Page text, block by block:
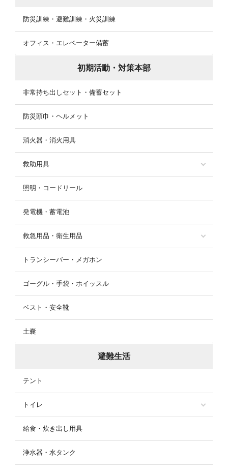
防災訓練・避難訓練・火災訓練
オフィス・エレベーター備蓄
初期活動・対策本部
非常持ち出しセット・備蓄セット
防災頭巾・ヘルメット
消火器・消火用具
救助用具
照明・コードリール
発電機・蓄電池
救急用品・衛生用品
トランシーバー・メガホン
ゴーグル・手袋・ホイッスル
ベスト・安全靴
土嚢
避難生活
テント
トイレ
給食・炊き出し用具
浄水器・水タンク